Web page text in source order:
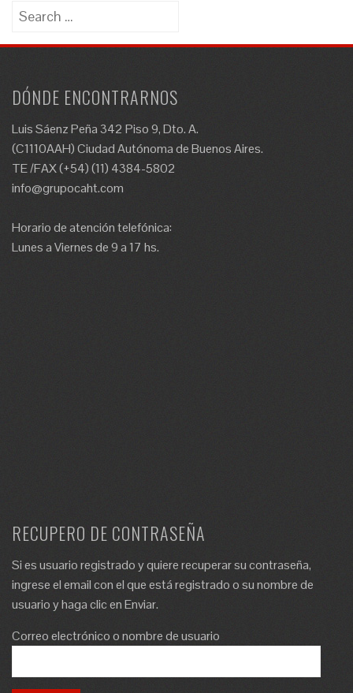
Search
DÓNDE ENCONTRARNOS
Luis Sáenz Peña 342 Piso 9, Dto. A.
(C1110AAH) Ciudad Autónoma de Buenos Aires.
TE /FAX (+54) (11) 4384-5802
info@grupocaht.com
Horario de atención telefónica:
Lunes a Viernes de 9 a 17 hs.
RECUPERO DE CONTRASEÑA
Si es usuario registrado y quiere recuperar su contraseña,
ingrese el email con el que está registrado o su nombre de
usuario y haga clic en Enviar.
Correo electrónico o nombre de usuario